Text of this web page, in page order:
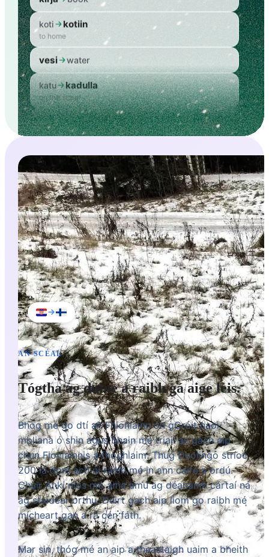
kotiin
to home
katu kadulla
on the street
talo house
talo talossa
kahvi coffee
kauppa kaupasta
from the shop
kirja book
koti kotiin
to home
vesi water
katu kadulla
on the street
AN SCÉAL
Tógtha ag duine a raibh gá aige leis.
Bhog mé go dtí an Fhionlainn ón gCróit naoi
mbliana ó shin agus bhain mé triail as gach aip
chun Fionlainnis a fhoghlaim. Thug Duolingo stríoc
200 lá dom ach ní raibh mé in ann caife a ordú.
Chuir Anki níos mó ama amú ag déanamh cártaí ná
ag staidéar orthu. Dúirt gach aip liom go raibh mé
mícheart gan a rá cén fáth.
Mar sin, thóg mé an aip a theastaigh uaim a bheith